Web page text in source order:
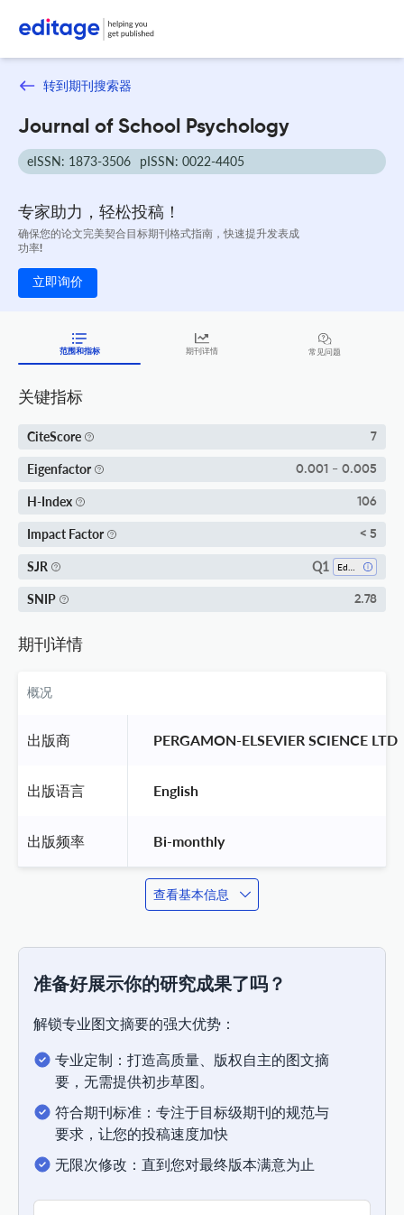
转到期刊搜索器
Journal of School Psychology
eISSN: 1873-3506 pISSN: 0022-4405
专家助力，轻松投稿！
确保您的论文完美契合目标期刊格式指南，快速提升发表成
功率!
立即询价
范围和指标 期刊详情 常见问题
关键指标
CiteScore 7
Eigenfactor 0.001 - 0.005
H-Index 106
Impact Factor < 5
SJR Q1
SNIP 2.78
期刊详情
概况
出版商 PERGAMON-ELSEVIER SCIENCE LTD
出版语言 English
出版频率 Bi-monthly
查看基本信息
准备好展示你的研究成果了吗？
解锁专业图文摘要的强大优势：
专业定制：打造高质量、版权自主的图文摘
要，无需提供初步草图。
符合期刊标准：专注于目标级期刊的规范与
要求，让您的投稿速度加快
无限次修改：直到您对最终版本满意为止